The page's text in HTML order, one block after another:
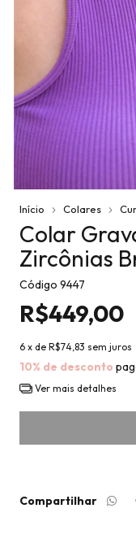
Início Colares
Colar
Zircônias
Código 9447
R$449,00
6 x de R$74,83 sem juros
10% de desconto
Ver mais detalhes
Compartilhar